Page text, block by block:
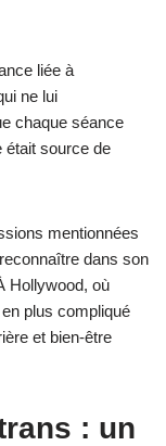
liée à
ne lui
chaque séance
était source de
mentionnées
dans son
Hollywood, où
plus compliqué
et bien-être
: un